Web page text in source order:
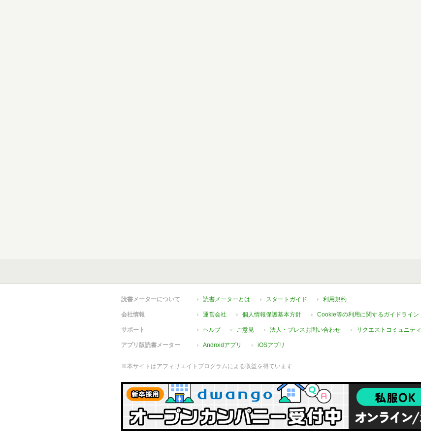
読書メーターについて 読書メーターとは スタートガイド 利用規約
会社情報 運営会社 個人情報保護基本方針 Cookie等の利用に関するガイドライン
サポート ヘルプ ご意見 法人・プレスお問い合わせ リクエストコミュニティ
アプリ版読書メーター Androidアプリ iOSアプリ
※本サイトはアフィリエイトプログラムによる収益を得ています